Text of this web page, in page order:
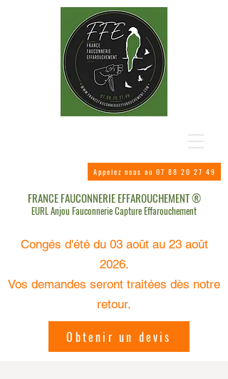
Appelez nous au 07 88 20 27 49
Obtenir un devis
FRANCE FAUCONNERIE EFFAROUCHEMENT ®
EURL Anjou Fauconnerie Capture Effarouchement
Congés d'été du 03 août au 23 août
2026.
Vos demandes seront traitées dès notre
retour.